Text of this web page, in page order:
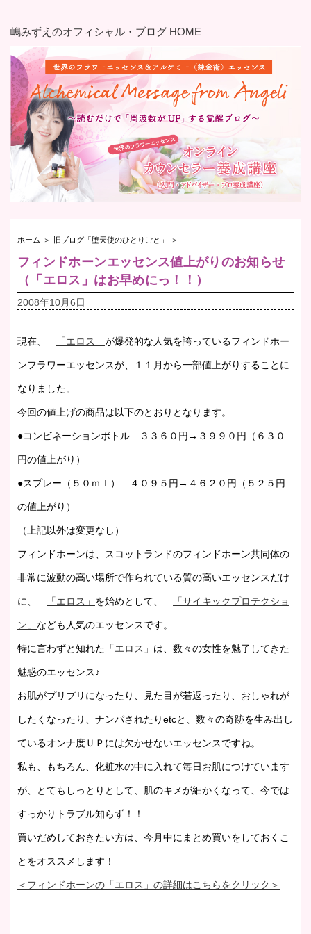
嶋みずえのオフィシャル・ブログ HOME
ホーム ＞ 旧ブログ「堕天使のひとりごと」 ＞
フィンドホーンエッセンス値上がりのお知らせ
（「エロス」はお早めにっ！！）
2008年10月6日
現在、 「エロス」 が爆発的な人気を誇っているフィンドホー
ンフラワーエッセンスが、１１月から一部値上がりすることに
なりました。
今回の値上げの商品は以下のとおりとなります。
●コンビネーションボトル ３３６０円→３９９０円（６３０
円の値上がり）
●スプレー（５０ｍｌ） ４０９５円→４６２０円（５２５円
の値上がり）
（上記以外は変更なし）
フィンドホーンは、スコットランドのフィンドホーン共同体の
非常に波動の高い場所で作られている質の高いエッセンスだけ
に、 「エロス」 を始めとして、 「サイキックプロテクショ
ン」 なども人気のエッセンスです。
特に言わずと知れた 「エロス」 は、数々の女性を魅了してきた
魅惑のエッセンス♪
お肌がプリプリになったり、見た目が若返ったり、おしゃれが
したくなったり、ナンパされたりetcと、数々の奇跡を生み出し
ているオンナ度ＵＰには欠かせないエッセンスですね。
私も、もちろん、化粧水の中に入れて毎日お肌につけています
が、とてもしっとりとして、肌のキメが細かくなって、今では
すっかりトラブル知らず！！
買いだめしておきたい方は、今月中にまとめ買いをしておくこ
とをオススメします！
＜フィンドホーンの「エロス」の詳細はこちらをクリック＞